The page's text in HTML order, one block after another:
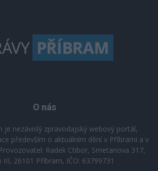
O nás
je nezávislý zpravodajský webový portál,
především o aktuálním dění v Příbrami a v
Radek Ctibor, Smetanova 317,
III, 26101 Příbram, IČO: 63799731